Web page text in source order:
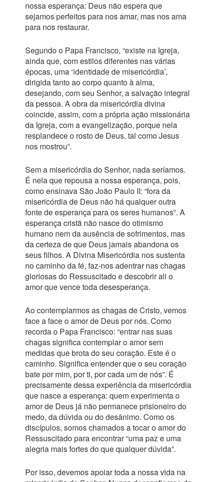
nossa esperança: Deus não espera que
sejamos perfeitos para nos amar, mas nos ama
para nos restaurar.
Segundo o Papa Francisco, “existe na Igreja,
ainda que, com estilos diferentes nas várias
épocas, uma ‘identidade de misericórdia’,
dirigida tanto ao corpo quanto à alma,
desejando, com seu Senhor, a salvação integral
da pessoa. A obra da misericórdia divina
coincide, assim, com a própria ação missionária
da Igreja, com a evangelização, porque nela
resplandece o rosto de Deus, tal como Jesus
nos mostrou”.
Sem a misericórdia do Senhor, nada seríamos.
É nela que repousa a nossa esperança, pois,
como ensinava São João Paulo II: “fora da
misericórdia de Deus não há qualquer outra
fonte de esperança para os seres humanos”. A
esperança cristã não nasce do otimismo
humano nem da ausência de sofrimentos, mas
da certeza de que Deus jamais abandona os
seus filhos. A Divina Misericórdia nos sustenta
no caminho da fé, faz-nos adentrar nas chagas
gloriosas do Ressuscitado e descobrir ali o
amor que vence toda desesperança.
Ao contemplarmos as chagas de Cristo, vemos
face a face o amor de Deus por nós. Como
recorda o Papa Francisco: “entrar nas suas
chagas significa contemplar o amor sem
medidas que brota do seu coração. Este é o
caminho. Significa entender que o seu coração
bate por mim, por ti, por cada um de nós”. É
precisamente dessa experiência da misericórdia
que nasce a esperança: quem experimenta o
amor de Deus já não permanece prisioneiro do
medo, da dúvida ou do desânimo. Como os
discípulos, somos chamados a tocar o amor do
Ressuscitado para encontrar “uma paz e uma
alegria mais fortes do que qualquer dúvida”.
Por isso, devemos apoiar toda a nossa vida na